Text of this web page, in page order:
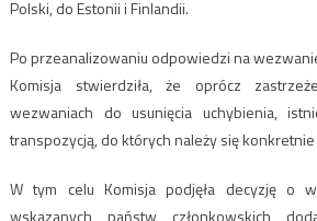
Polski, do Estonii i Finlandii.
Po przeanalizowaniu odpowiedzi na
Komisja stwierdziła, że oprócz
wezwaniach do usunięcia uchybienia,
transpozycją, do których należy się
W tym celu Komisja podjęła decyzję o